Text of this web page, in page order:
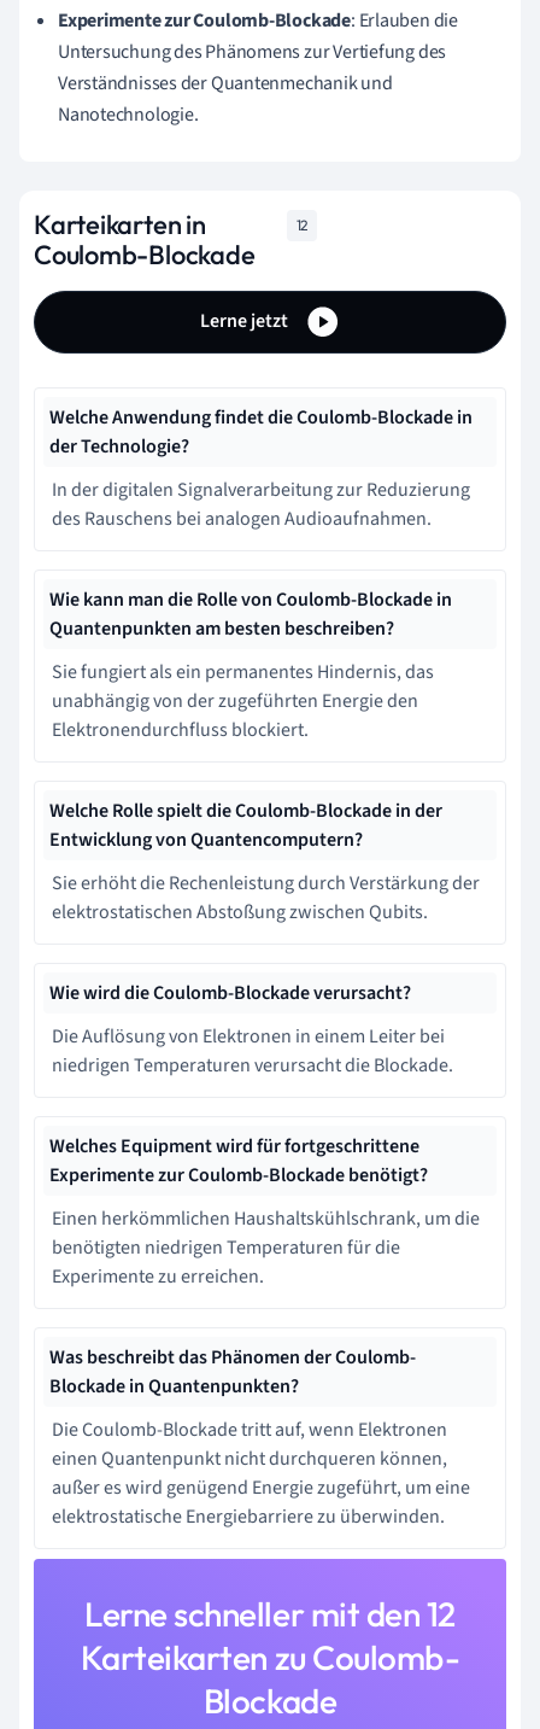
Experimente zur Coulomb-Blockade: Erlauben die
Untersuchung des Phänomens zur Vertiefung des
Verständnisses der Quantenmechanik und
Nanotechnologie.
Karteikarten in
Coulomb-Blockade
12
Lerne jetzt
Welche Anwendung findet die Coulomb-Blockade in
der Technologie?
In der digitalen Signalverarbeitung zur Reduzierung
des Rauschens bei analogen Audioaufnahmen.
Wie kann man die Rolle von Coulomb-Blockade in
Quantenpunkten am besten beschreiben?
Sie fungiert als ein permanentes Hindernis, das
unabhängig von der zugeführten Energie den
Elektronendurchfluss blockiert.
Welche Rolle spielt die Coulomb-Blockade in der
Entwicklung von Quantencomputern?
Sie erhöht die Rechenleistung durch Verstärkung der
elektrostatischen Abstoßung zwischen Qubits.
Wie wird die Coulomb-Blockade verursacht?
Die Auflösung von Elektronen in einem Leiter bei
niedrigen Temperaturen verursacht die Blockade.
Welches Equipment wird für fortgeschrittene
Experimente zur Coulomb-Blockade benötigt?
Einen herkömmlichen Haushaltskühlschrank, um die
benötigten niedrigen Temperaturen für die
Experimente zu erreichen.
Was beschreibt das Phänomen der Coulomb-
Blockade in Quantenpunkten?
Die Coulomb-Blockade tritt auf, wenn Elektronen
einen Quantenpunkt nicht durchqueren können,
außer es wird genügend Energie zugeführt, um eine
elektrostatische Energiebarriere zu überwinden.
Lerne schneller mit den 12
Karteikarten zu Coulomb-
Blockade